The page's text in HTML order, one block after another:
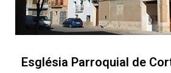
Església Parroquial de